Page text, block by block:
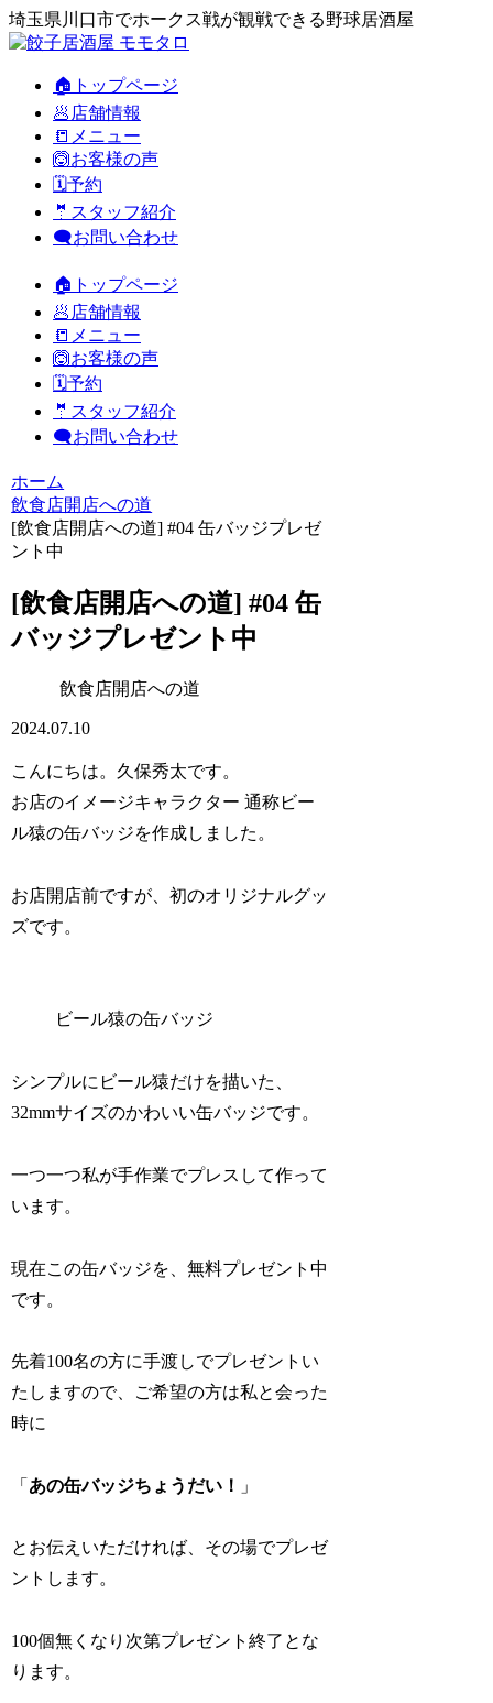
埼玉県川口市でホークス戦が観戦できる野球居酒屋
🏠トップページ
🥟店舗情報
📒メニュー
🙆お客様の声
🗓️予約
🤵スタッフ紹介
🗨️お問い合わせ
🏠トップページ
🥟店舗情報
📒メニュー
🙆お客様の声
🗓️予約
🤵スタッフ紹介
🗨️お問い合わせ
ホーム
飲食店開店への道
[飲食店開店への道] #04 缶バッジプレゼ
ント中
[飲食店開店への道] #04 缶
バッジプレゼント中
飲食店開店への道
2024.07.10
こんにちは。久保秀太です。
お店のイメージキャラクター 通称ビー
ル猿の缶バッジを作成しました。
お店開店前ですが、初のオリジナルグッ
ズです。
ビール猿の缶バッジ
シンプルにビール猿だけを描いた、
32mmサイズのかわいい缶バッジです。
一つ一つ私が手作業でプレスして作って
います。
現在この缶バッジを、無料プレゼント中
です。
先着100名の方に手渡しでプレゼントい
たしますので、ご希望の方は私と会った
時に
「 あの缶バッジちょうだい！ 」
とお伝えいただければ、その場でプレゼ
ントします。
100個無くなり次第プレゼント終了とな
ります。